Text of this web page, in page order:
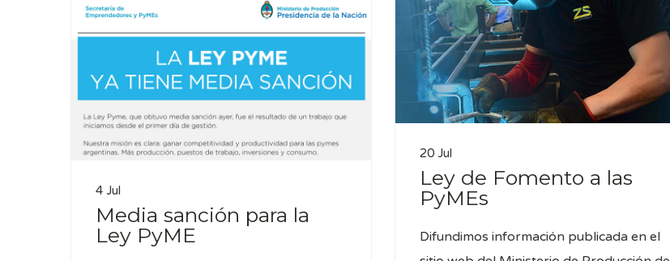
20 Jul
Ley de Fomento a las
PyMEs
Difundimos información publicada en el
4 Jul
Media sanción para la
Ley PyME